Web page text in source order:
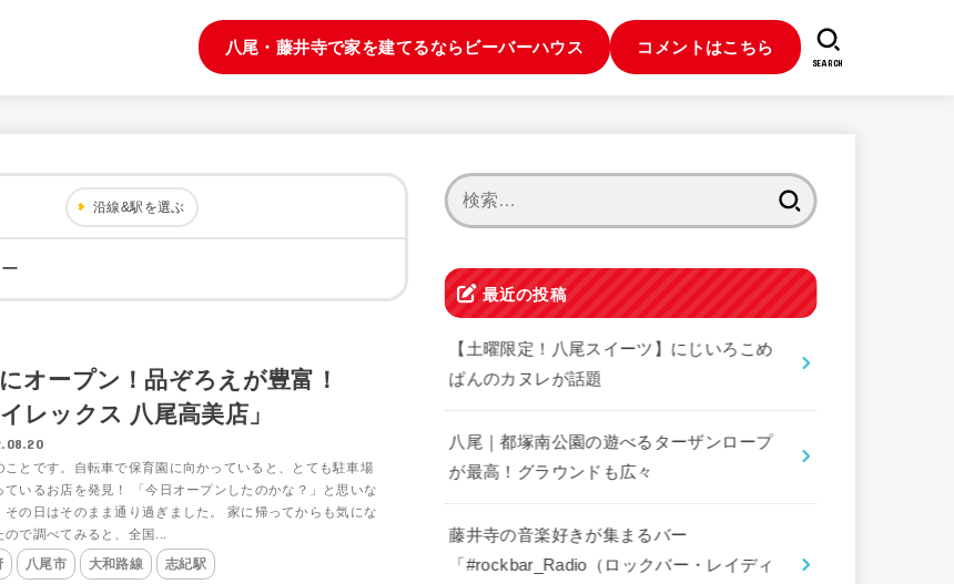
八尾・藤井寺で家を建てるならビーバーハウス コメントはこちら
SEARCH
沿線&駅を選ぶ
オープン！品ぞろえが豊富！
イレックス 八尾高美店」
ことです。自転車で保育園に向かっていると、とても駐車場
ているお店を発見！ 「今日オープンしたのかな？」と思いな
その日はそのまま通り過ぎました。 家に帰ってからも気にな
ので調べてみると、全国...
八尾市 大和路線 志紀駅
最近の投稿
【土曜限定！八尾スイーツ】にじいろこめ
ぱんのカヌレが話題
八尾｜都塚南公園の遊べるターザンロープ
が最高！グラウンドも広々
藤井寺の音楽好きが集まるバー
「#rockbar_Radio（ロックバー・レイディ